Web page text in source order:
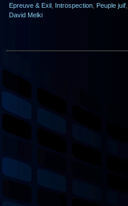
Epreuve & Exil Introspection Peuple juif
David Melki